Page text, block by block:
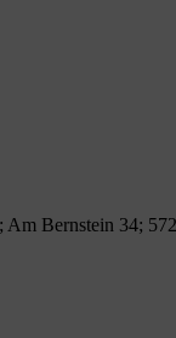
Bernstein 34;